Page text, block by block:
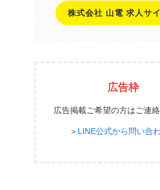
株式会社 山電 求人サ
広告枠
広告掲載ご希望の方はご連
＞ LINE公式から問い合